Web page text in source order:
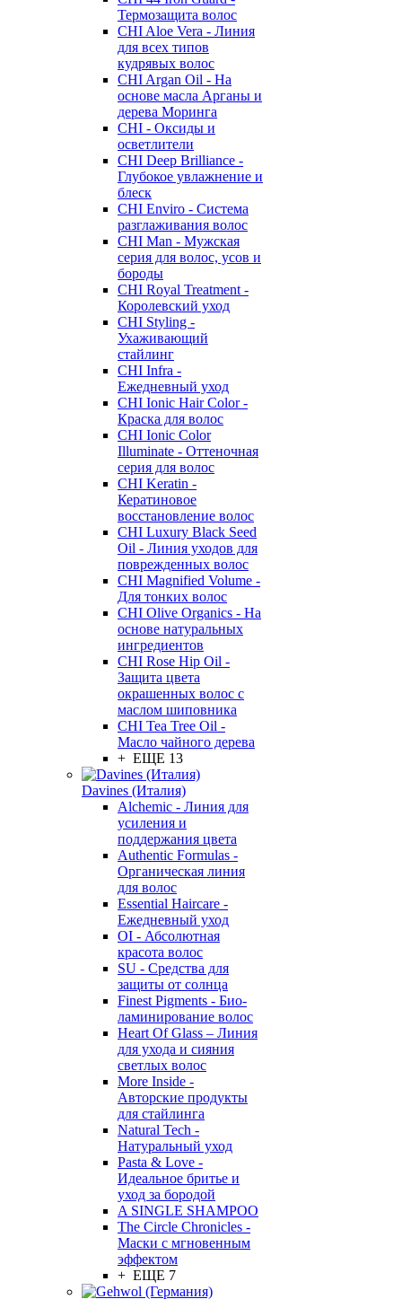
Термозащита волос
CHI Aloe Vera - Линия
для всех типов
кудрявых волос
CHI Argan Oil - На
основе масла Арганы и
дерева Моринга
CHI - Оксиды и
осветлители
CHI Deep Brilliance -
Глубокое увлажнение и
блеск
CHI Enviro - Система
разглаживания волос
CHI Man - Мужская
серия для волос, усов и
бороды
CHI Royal Treatment -
Королевский уход
CHI Styling -
Ухаживающий
стайлинг
CHI Infra -
Ежедневный уход
CHI Ionic Hair Color -
Краска для волос
CHI Ionic Color
Illuminate - Оттеночная
серия для волос
CHI Keratin -
Кератиновое
восстановление волос
CHI Luxury Black Seed
Oil - Линия уходов для
поврежденных волос
CHI Magnified Volume -
Для тонких волос
CHI Olive Organics - На
основе натуральных
ингредиентов
CHI Rose Hip Oil -
Защита цвета
окрашенных волос с
маслом шиповника
CHI Tea Tree Oil -
Масло чайного дерева
+ ЕЩЕ 13
Davines (Италия)
Alchemic - Линия для
усиления и
поддержания цвета
Authentic Formulas -
Органическая линия
для волос
Essential Haircare -
Eжедневный уход
OI - Абсолютная
красота волос
SU - Средства для
защиты от солнца
Finest Pigments - Био-
ламинирование волос
Heart Of Glass – Линия
для ухода и сияния
светлых волос
More Inside -
Авторские продукты
для стайлинга
Natural Tech -
Натуральный уход
Pasta & Love -
Идеальное бритье и
уход за бородой
A SINGLE SHAMPOO
The Circle Chronicles -
Маски с мгновенным
эффектом
+ ЕЩЕ 7